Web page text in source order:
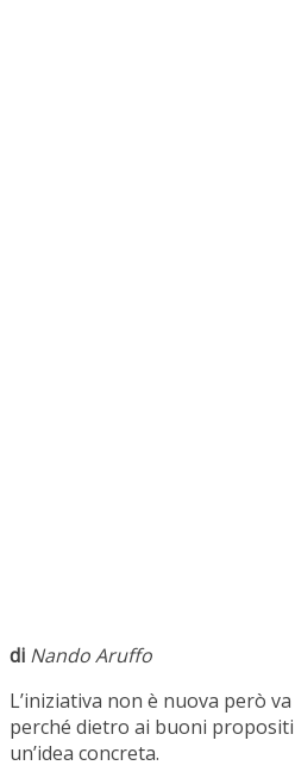
di Nando Aruffo
L’iniziativa non è nuova però
perché dietro ai buoni
un’idea concreta.